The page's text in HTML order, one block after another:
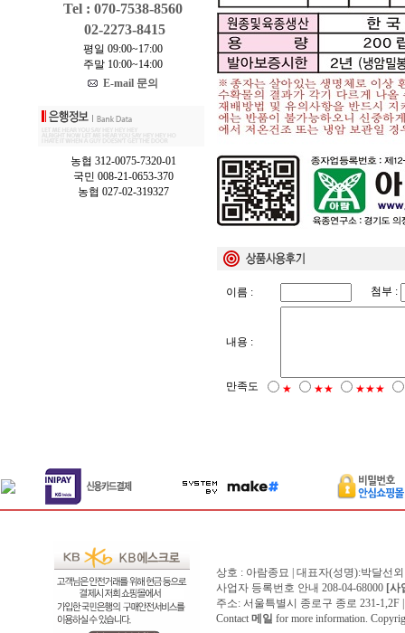
Tel : 070-7538-8560
02-2273-8415
평일 09:00~17:00
주말 10:00~14:00
E-mail 문의
농협 312-0075-7320-01
국민 008-21-0653-370
농협 027-02-319327
이름 : 첨부 :
내용 :
만족도 ★ ★★ ★★★
상호 : 아람종묘 | 대표자(성명):박달선
사업자 등록번호 안내 208-04-68000 [사
주소: 서울특별시 종로구 종로 231-1,2F
Contact 메일 for more information.